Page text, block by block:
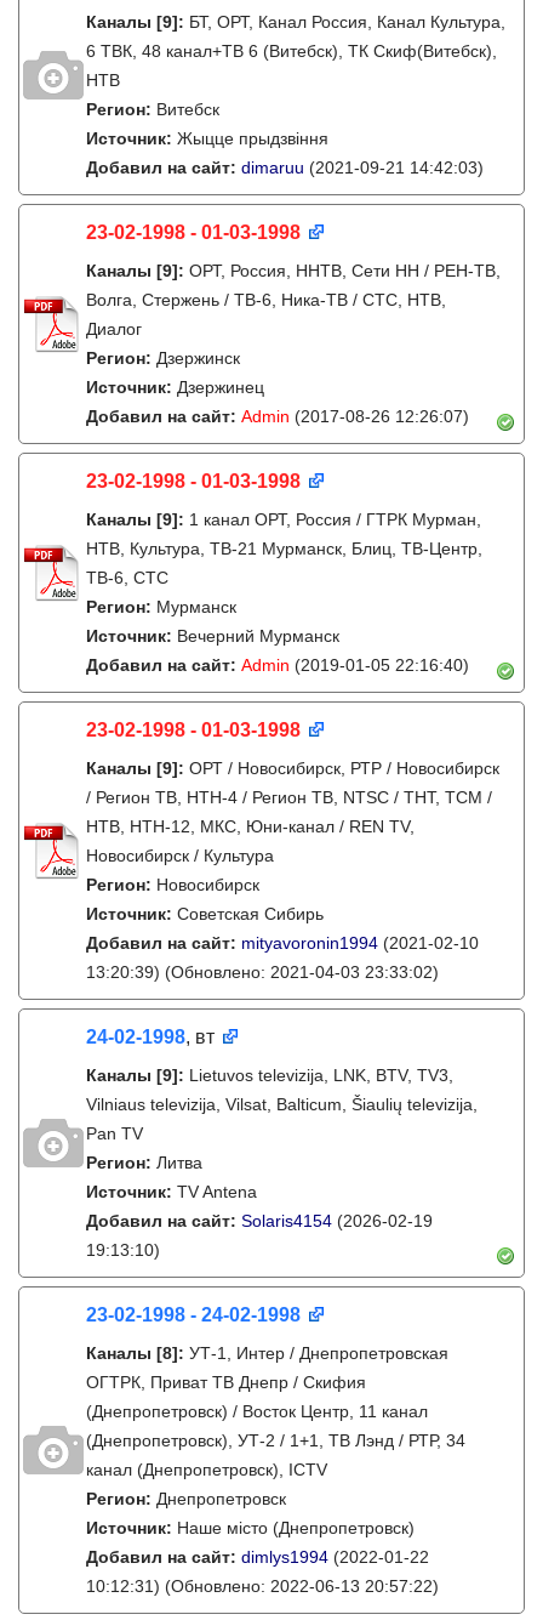
Каналы [9]: БТ, ОРТ, Канал Россия, Канал Культура,
6 ТВК, 48 канал+ТВ 6 (Витебск), ТК Скиф(Витебск),
НТВ
Регион: Витебск
Источник: Жыцце прыдзвіння
Добавил на сайт: dimaruu (2021-09-21 14:42:03)
23-02-1998 - 01-03-1998
Каналы [9]: ОРТ, Россия, ННТВ, Сети НН / РЕН-ТВ,
Волга, Стержень / ТВ-6, Ника-ТВ / СТС, НТВ,
Диалог
Регион: Дзержинск
Источник: Дзержинец
Добавил на сайт: Admin (2017-08-26 12:26:07)
23-02-1998 - 01-03-1998
Каналы [9]: 1 канал ОРТ, Россия / ГТРК Мурман,
НТВ, Культура, ТВ-21 Мурманск, Блиц, ТВ-Центр,
ТВ-6, СТС
Регион: Мурманск
Источник: Вечерний Мурманск
Добавил на сайт: Admin (2019-01-05 22:16:40)
23-02-1998 - 01-03-1998
Каналы [9]: ОРТ / Новосибирск, РТР / Новосибирск
/ Регион ТВ, НТН-4 / Регион ТВ, NTSC / ТНТ, ТСМ /
НТВ, НТН-12, МКС, Юни-канал / REN TV,
Новосибирск / Культура
Регион: Новосибирск
Источник: Советская Сибирь
Добавил на сайт: mityavoronin1994 (2021-02-10
13:20:39) (Обновлено: 2021-04-03 23:33:02)
24-02-1998, вт
Каналы [9]: Lietuvos televizija, LNK, BTV, TV3,
Vilniaus televizija, Vilsat, Balticum, Šiaulių televizija,
Pan TV
Регион: Литва
Источник: TV Antena
Добавил на сайт: Solaris4154 (2026-02-19
19:13:10)
23-02-1998 - 24-02-1998
Каналы [8]: УТ-1, Интер / Днепропетровская
ОГТРК, Приват ТВ Днепр / Скифия
(Днепропетровск) / Восток Центр, 11 канал
(Днепропетровск), УТ-2 / 1+1, ТВ Лэнд / РТР, 34
канал (Днепропетровск), ICTV
Регион: Днепропетровск
Источник: Наше місто (Днепропетровск)
Добавил на сайт: dimlys1994 (2022-01-22
10:12:31) (Обновлено: 2022-06-13 20:57:22)